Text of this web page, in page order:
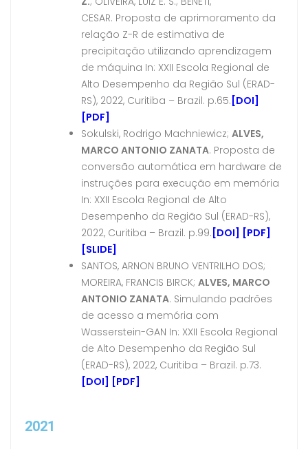
CESAR. Proposta de aprimoramento da
relação Z-R de estimativa de
precipitação utilizando aprendizagem
de máquina In: XXII Escola Regional de
Alto Desempenho da Região Sul (ERAD-
RS), 2022, Curitiba – Brazil. p.65. [DOI]
[PDF]
Sokulski, Rodrigo Machniewicz; ALVES,
MARCO ANTONIO ZANATA. Proposta de
conversão automática em hardware de
instruções para execução em memória
In: XXII Escola Regional de Alto
Desempenho da Região Sul (ERAD-RS),
2022, Curitiba – Brazil. p.99. [DOI] [PDF]
[SLIDE]
SANTOS, ARNON BRUNO VENTRILHO DOS;
MOREIRA, FRANCIS BIRCK; ALVES, MARCO
ANTONIO ZANATA. Simulando padrões
de acesso a memória com
Wasserstein-GAN In: XXII Escola Regional
de Alto Desempenho da Região Sul
(ERAD-RS), 2022, Curitiba – Brazil. p.73.
[DOI] [PDF]
2021